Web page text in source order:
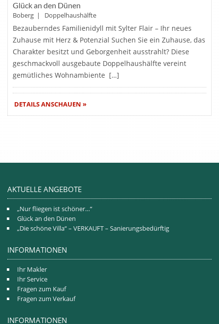
Glück an den Dünen
Boberg | Doppelhaushälfte
Bezauberndes Familienidyll mit Sylter Flair – Ihr neues
Zuhause mit Herz & Potenzial Suchen Sie ein Zuhause, das
Charakter besitzt und Geborgenheit ausstrahlt? Diese
geschmackvoll ausgebaute Doppelhaushälfte vereint
gemütliches Wohnambiente […]
DETAILS ANSCHAUEN »
AKTUELLE ANGEBOTE
„Nur fliegen ist schöner…“
Glück an den Dünen
„Die schöne Villa“ – VERKAUFT – Sanierungsbedürftig
INFORMATIONEN
Ihr Makler
Ihr Service
Fragen zum Kauf
Fragen zum Verkauf
INFORMATIONEN